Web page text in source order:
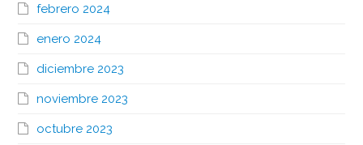
febrero 2024
enero 2024
diciembre 2023
noviembre 2023
octubre 2023